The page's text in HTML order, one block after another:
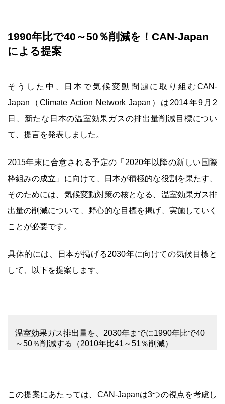
1990年比で40～50％削減を！CAN-Japan
による提案
そうした中、日本で気候変動問題に取り組むCAN-
Japan（Climate Action Network Japan）は2014年9月2
日、新たな日本の温室効果ガスの排出量削減目標につい
て、提言を発表しました。
2015年末に合意される予定の「2020年以降の新しい国際
枠組みの成立」に向けて、日本が積極的な役割を果たす、
そのためには、気候変動対策の核となる、温室効果ガス排
出量の削減について、野心的な目標を掲げ、実施していく
ことが必要です。
具体的には、日本が掲げる2030年に向けての気候目標と
して、以下を提案します。
温室効果ガス排出量を、2030年までに1990年比で40
～50％削減する（2010年比41～51％削減）
この提案にあたっては、CAN-Japanは3つの視点を考慮し